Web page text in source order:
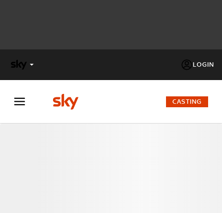
LOGIN
FACTOR
CASTING